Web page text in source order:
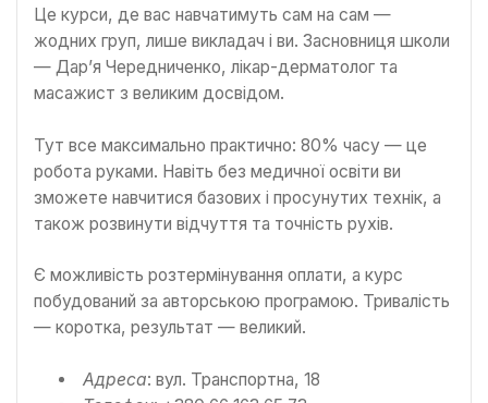
Це курси, де вас навчатимуть сам на сам —
жодних груп, лише викладач і ви. Засновниця школи
— Дар’я Чередниченко, лікар-дерматолог та
масажист з великим досвідом.
Тут все максимально практично: 80% часу — це
робота руками. Навіть без медичної освіти ви
зможете навчитися базових і просунутих технік, а
також розвинути відчуття та точність рухів.
Є можливість розтермінування оплати, а курс
побудований за авторською програмою. Тривалість
— коротка, результат — великий.
Адреса: вул. Транспортна, 18